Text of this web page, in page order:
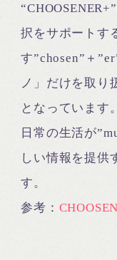
択をサポートす
す”chosen”＋
ノ」だけを取り
となっています。
日常の生活が
しい情報を提供
す。
参考：